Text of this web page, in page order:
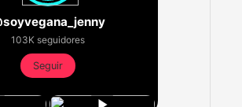
103K seguidores
Seguir